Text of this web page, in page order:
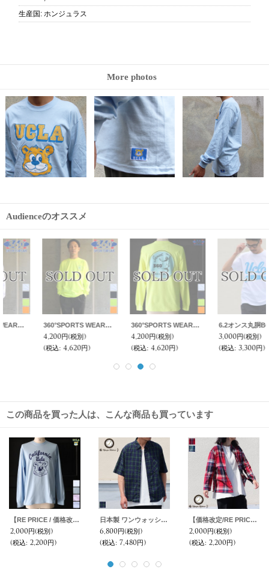
生産国 : ホンジュラス
More photos
Audienceのオススメ
360°SPORTS WEAR（スリーシックスティスポーツウェア） "LA" 6oz米綿丸胴L/S Tee/ Audience
(税別)
4,620円)
360°SPORTS WEAR（スリーシックスティスポーツウェア） "CIRCLE" 6oz米綿丸胴L/S Tee/ Audience
(税別)
4,620円)
6.2オンス丸胴BODY UCLA"UCLAオールドプリント"TEE / Audience
(税別)
3,300円)
この商品を買った人は、こんな商品も買っています
【RE PRICE / 価格改定】UCLA"California BERA" 6oz米綿丸胴L/S Tee/ Audience
2,000円(税別)
(税込: 2,200円)
日本製 ワンウォッシュ ボタンダウン 半袖 テーパードシャツ【MADE IN JAPAN】『日本製』/ Upscape Audience
6,800円(税別)
(税込: 7,480円)
【価格改定/RE PRICE】マドラス大判チェックスタンドスモールカラー シャツジャケット【MADE IN JAPAN】『日本製』/ Upscape Audience
2,000円(税別)
(税込: 2,200円)